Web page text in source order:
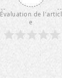
Évaluation de l'articl
e